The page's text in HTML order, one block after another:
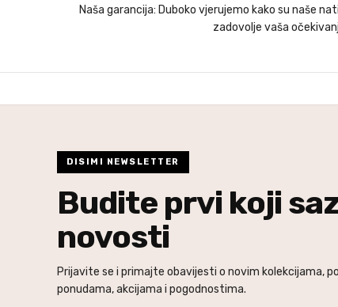
Naša garancija: Duboko vjerujemo kako su naše
zadovolje vaša
DISIMI NEWSLETTER
Budite prvi koji
novosti
Prijavite se i primajte obavijesti o novim kolekcijama,
ponudama, akcijama i pogodnostima.